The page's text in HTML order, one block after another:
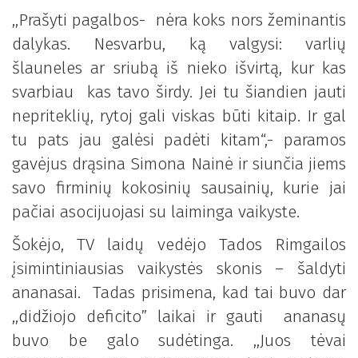
,,Prašyti pagalbos- nėra koks nors žeminantis
dalykas. Nesvarbu, ką valgysi: varlių
šlauneles ar sriubą iš nieko išvirtą, kur kas
svarbiau kas tavo širdy. Jei tu šiandien jauti
nepriteklių, rytoj gali viskas būti kitaip. Ir gal
tu pats jau galėsi padėti kitam“,- paramos
gavėjus drąsina Simona Nainė ir siunčia jiems
savo firminių kokosinių sausainių, kurie jai
pačiai asocijuojasi su laiminga vaikyste.
Šokėjo, TV laidų vedėjo Tados Rimgailos
įsimintiniausias vaikystės skonis – šaldyti
ananasai. Tadas prisimena, kad tai buvo dar
,,didžiojo deficito” laikai ir gauti ananasų
buvo be galo sudėtinga. ,,Juos tėvai